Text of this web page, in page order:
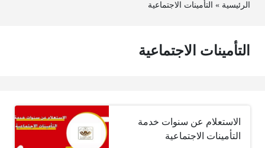
الرئيسية » التأمينات الاجتماعية
التأمينات الاجتماعية
الاستعلام عن سنوات خدمة
التأمينات الاجتماعية